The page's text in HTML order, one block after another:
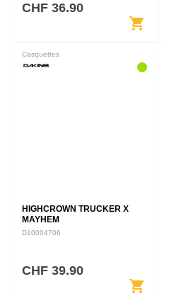
CHF 36.90
shopping_cart
Casquettes
HIGHCROWN TRUCKER X
MAYHEM
D10004706
CHF 39.90
shopping_cart